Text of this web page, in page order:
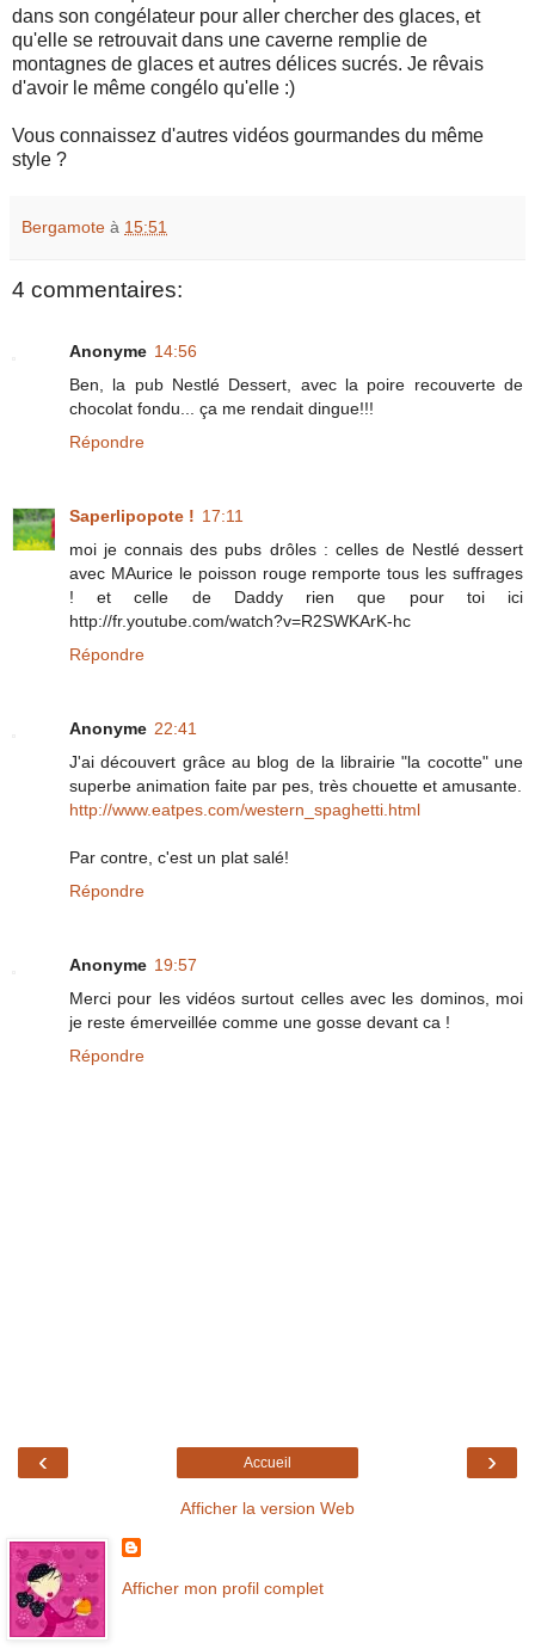
dans son congélateur pour aller chercher des glaces, et
qu'elle se retrouvait dans une caverne remplie de
montagnes de glaces et autres délices sucrés. Je rêvais
d'avoir le même congélo qu'elle :)
Vous connaissez d'autres vidéos gourmandes du même
style ?
Bergamote à 15:51
4 commentaires:
Anonyme 14:56
Ben, la pub Nestlé Dessert, avec la poire recouverte de
chocolat fondu... ça me rendait dingue!!!
Répondre
Saperlipopote ! 17:11
moi je connais des pubs drôles : celles de Nestlé dessert
avec MAurice le poisson rouge remporte tous les suffrages
! et celle de Daddy rien que pour toi ici
http://fr.youtube.com/watch?v=R2SWKArK-hc
Répondre
Anonyme 22:41
J'ai découvert grâce au blog de la librairie "la cocotte" une
superbe animation faite par pes, très chouette et amusante.
http://www.eatpes.com/western_spaghetti.html
Par contre, c'est un plat salé!
Répondre
Anonyme 19:57
Merci pour les vidéos surtout celles avec les dominos, moi
je reste émerveillée comme une gosse devant ca !
Répondre
‹ ›
Accueil
Afficher la version Web
Afficher mon profil complet